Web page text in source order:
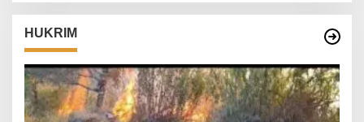
HUKRIM